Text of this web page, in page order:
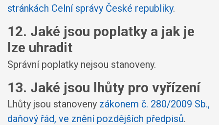
stránkách Celní správy České republiky.
12. Jaké jsou poplatky a jak je
lze uhradit
Správní poplatky nejsou stanoveny.
13. Jaké jsou lhůty pro vyřízení
Lhůty jsou stanoveny zákonem č. 280/2009 Sb.,
daňový řád, ve znění pozdějších předpisů.